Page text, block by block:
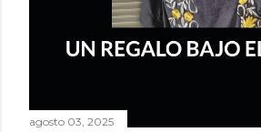
agosto 03, 2025